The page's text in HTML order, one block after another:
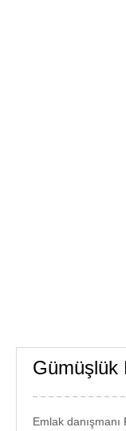
Gümüşlük
Emlak